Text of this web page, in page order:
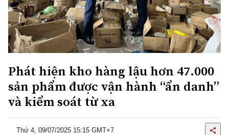
Phát hiện kho hàng lậu hơn 47.000
sản phẩm được vận hành “ẩn danh”
và kiểm soát từ xa
Thứ 4, 09/07/2025 15:15 GMT+7